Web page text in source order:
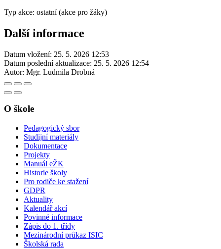
Typ akce: ostatní (akce pro žáky)
Další informace
Datum vložení: 25. 5. 2026 12:53
Datum poslední aktualizace: 25. 5. 2026 12:54
Autor: Mgr. Ludmila Drobná
O škole
Pedagogický sbor
Studijní materiály
Dokumentace
Projekty
Manuál eŽK
Historie školy
Pro rodiče ke stažení
GDPR
Aktuality
Kalendář akcí
Povinné informace
Zápis do 1. třídy
Mezinárodní průkaz ISIC
Školská rada